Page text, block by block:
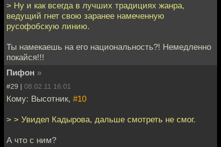
> Ну и как всегда в лучших традициях жанра,
ведущий гнет свою заранее намеченную
русофобскую линию.
Ты намекаешь на его национальность?! Немедленно
покайся!!!
Пифон »
#29 | 08.02.11 16:01
Кому: Высотник, #10
> > Увидел Кадырова, дальше смотреть не смог.
А что с ним?